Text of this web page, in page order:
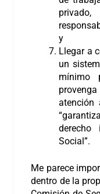
y
Llegar a
un
mínimo
atención
derecho
Social”.
Me parece
dentro de la